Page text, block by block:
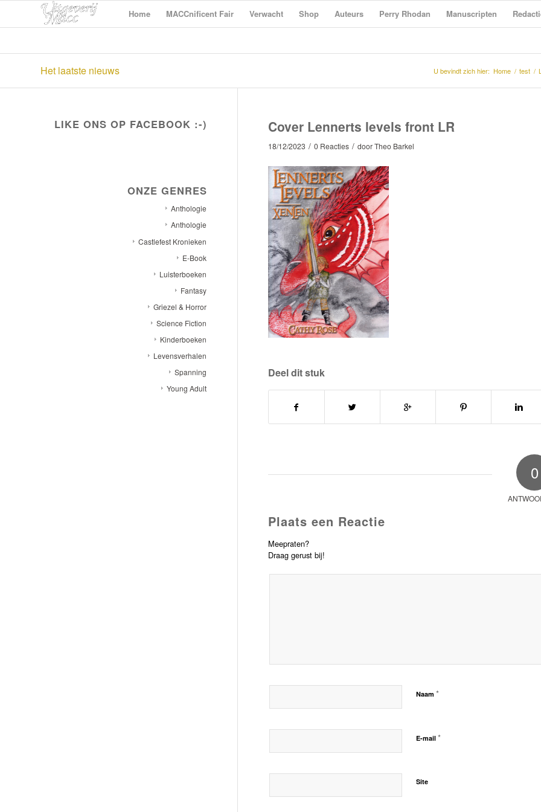
Home MACCnificent Fair Verwacht Shop Auteurs Perry Rhodan Manuscripten
Het laatste nieuws U bevindt zich hier: Home / test /
Cover Lennerts levels front LR
18/12/2023 / 0 Reacties / doorTheo Barkel
Deel dit stuk
0
Plaats een Reactie
Meepraten?
Draag gerust bij!
Naam *
E-mail *
Site
LIKE ONS OP FACEBOOK :-)
ONZE GENRES
Anthologie
Anthologie
Castlefest Kronieken
E-Book
Luisterboeken
Fantasy
Griezel & Horror
Science Fiction
Kinderboeken
Levensverhalen
Spanning
Young Adult